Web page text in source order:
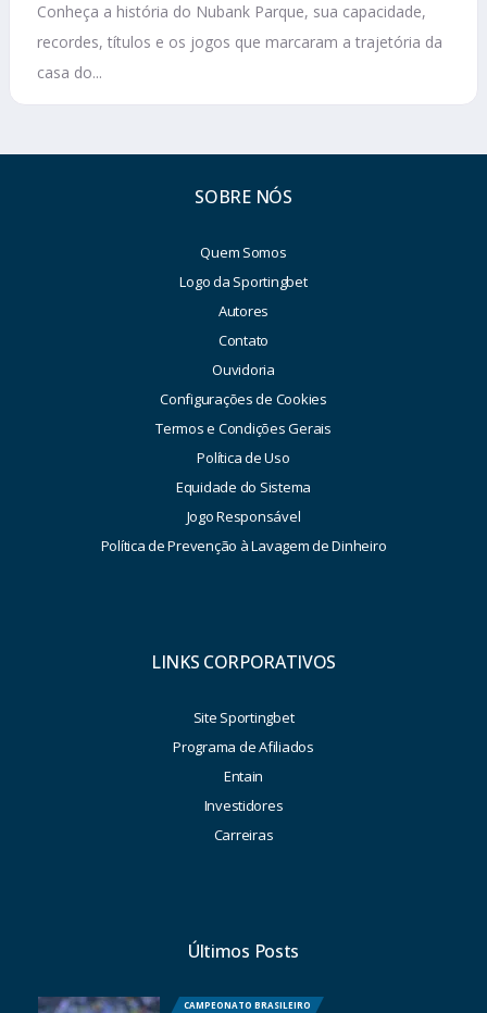
Conheça a história do Nubank Parque, sua capacidade,
recordes, títulos e os jogos que marcaram a trajetória da
casa do...
SOBRE NÓS
Quem Somos
Logo da Sportingbet
Autores
Contato
Ouvidoria
Configurações de Cookies
Termos e Condições Gerais
Política de Uso
Equidade do Sistema
Jogo Responsável
Política de Prevenção à Lavagem de Dinheiro
LINKS CORPORATIVOS
Site Sportingbet
Programa de Afiliados
Entain
Investidores
Carreiras
Últimos Posts
CAMPEONATO BRASILEIRO